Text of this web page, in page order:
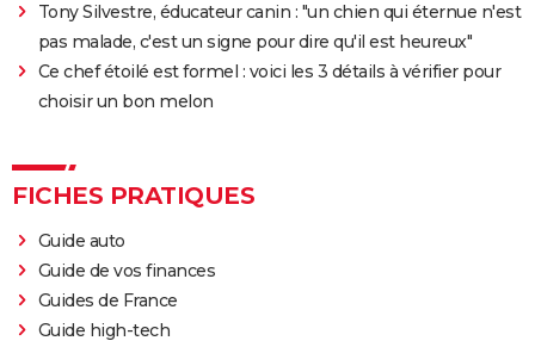
Tony Silvestre, éducateur canin : "un chien qui éternue n'est
pas malade, c'est un signe pour dire qu'il est heureux"
Ce chef étoilé est formel : voici les 3 détails à vérifier pour
choisir un bon melon
FICHES PRATIQUES
Guide auto
Guide de vos finances
Guides de France
Guide high-tech